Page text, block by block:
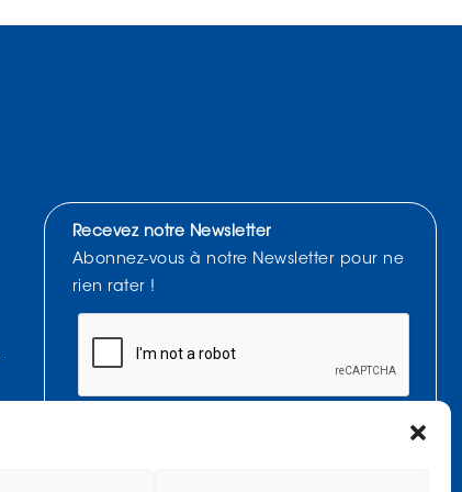
Recevez notre Newsletter
Abonnez-vous à notre Newsletter pour ne
rien rater !